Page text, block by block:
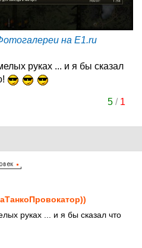
на E1.ru
руках ... и я бы сказал
5/ 1
руках ... и я бы сказал что